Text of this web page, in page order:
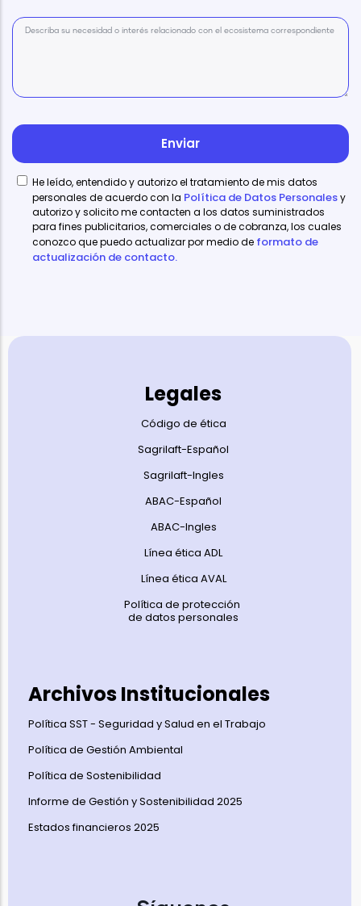
He leído, entendido y autorizo el tratamiento de mis datos
personales de acuerdo con la Política de Datos Personalesy
autorizo y solicito me contacten a los datos suministrados
para fines publicitarios, comerciales o de cobranza, los cuales
conozco que puedo actualizar por medio de formato de
actualización de contacto.
Legales
Código de ética
Sagrilaft-Español
Sagrilaft-Ingles
ABAC-Español
ABAC-Ingles
Línea ética ADL
Línea ética AVAL
Política de protección
de datos personales
Archivos Institucionales
Política SST - Seguridad y Salud en el Trabajo
Política de Gestión Ambiental
Política de Sostenibilidad
Informe de Gestión y Sostenibilidad 2025
Estados financieros 2025